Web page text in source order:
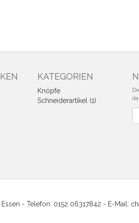
KATEGORIEN
Knöpfe
Schneiderartikel (1)
- Telefon: 0152 06317842 - E-Mail: